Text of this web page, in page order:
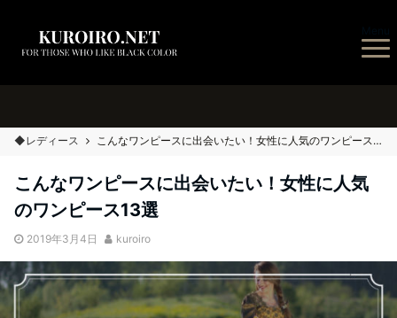
◆レディース こんなワンピースに出会いたい！女性に人気のワンピース13選
こんなワンピースに出会いたい！女性に人気
のワンピース13選
2019年3月4日 kuroiro